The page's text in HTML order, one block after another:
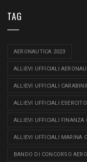
TAG
AERONAUTICA 2023
ALLIEVI UFFICIALI
ALLIEVI UFFICIALI
ALLIEVI UFFICIALI
ALLIEVI UFFICIALI FINANZA
ALLIEVI UFFICIALI MARINA
BANDO DI CONCORSO